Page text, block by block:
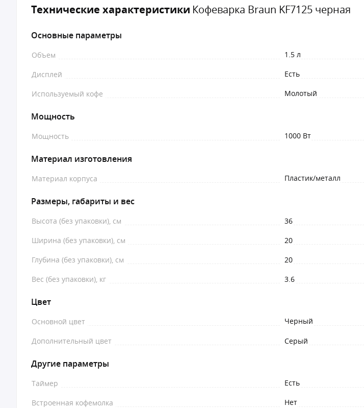
Технические характеристики Кофеваркa Braun KF7125 черная
Основные параметры
Объем 1.5 л
Дисплей Есть
Используемый кофе Молотый
Мощность
Мощность 1000 Вт
Материал изготовления
Материал корпуса Пластик/металл
Размеры, габариты и вес
Высота (без упаковки), см
36
Ширина (без упаковки), см
20
Глубина (без упаковки), см
20
Вес (без упаковки), кг
3.6
Цвет
Основной цвет Черный
Дополнительный цвет Серый
Другие параметры
Таймер Есть
Встроенная кофемолка Нет